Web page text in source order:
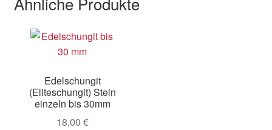
Edelschungit
(Eliteschungit) Stein
einzeln bis 30mm
18,00 €